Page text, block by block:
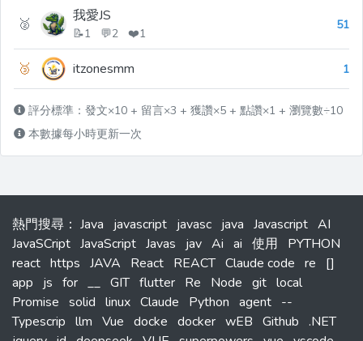
🥈 我愛JS
📝1 💬2 ❤️1
51
🥉 itzonesmm 1
評分標準：發文×10 + 留言×3 + 獲讚×5 + 點讚×1 + 瀏覽數÷10
本數據每小時更新一次
熱門搜尋 ： Java javascript javasc java Javascript AI
JavaSCript JavaScript Javas jav Ai ai 使用
PYTHON
react https JAVA React REACT Claude code re
[]
app
js for __ GIT flutter Re Node git local
Promise solid linux Claude Python agent --
Typescrip llm Vue docke docker wEB Github .NET